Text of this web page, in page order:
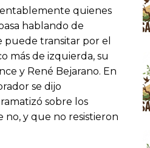
quienes
hablando de
puede transitar por el
más de izquierda, su
y René Bejarano. En
se dijo
sobre los
no, y que no resistieron